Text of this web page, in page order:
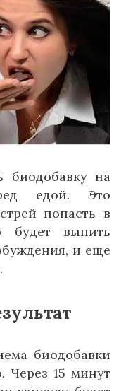
биодобавку на
едой. Это
попасть в
будет выпить
и еще
биодобавки
Через 15 минут